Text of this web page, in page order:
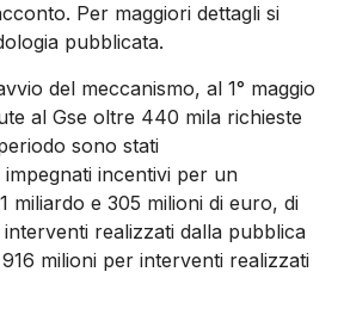
Per maggiori dettagli si
pubblicata.
del meccanismo, al 1° maggio
al Gse oltre 440 mila richieste
sono stati
incentivi per un
miliardo e 305 milioni di euro, di
realizzati dalla pubblica
milioni per interventi realizzati